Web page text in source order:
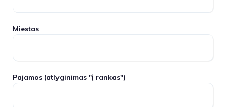
Miestas
Pajamos (atlyginimas "į rankas")